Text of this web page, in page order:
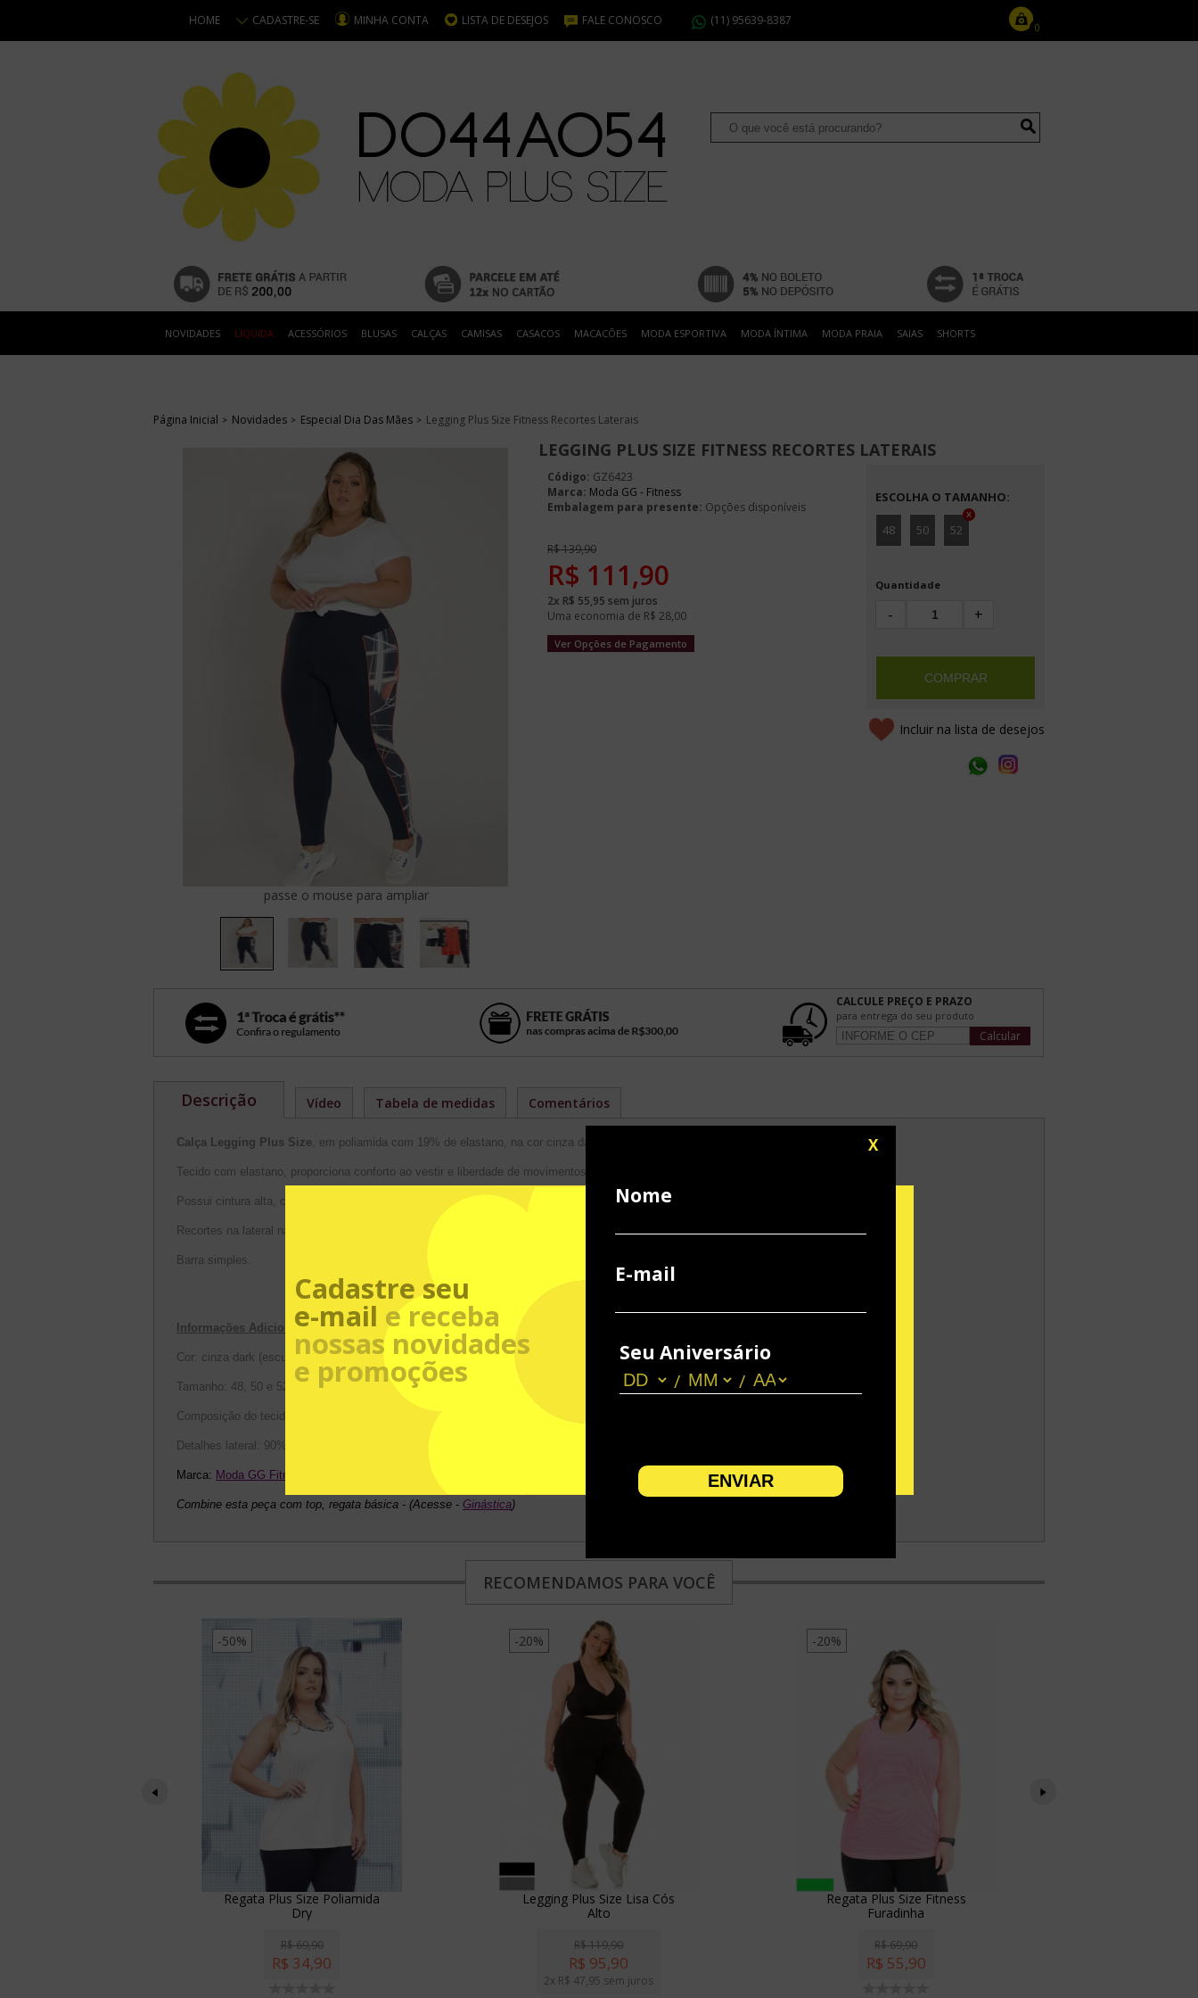
HOME CADASTRE-SE MINHA CONTA LISTA DE DESEJOS FALE CONOSCO (11) 95639-8387 0
NOVIDADES LIQUIDA ACESSÓRIOS BLUSAS CALÇAS CAMISAS CASACOS MACACÕES MODA ESPORTIVA MODA ÍNTIMA MODA PRAIA SAIAS SHORTS
Cadastre seu
e-mail e receba
nossas novidades
e promoções
X
Nome
E-mail
Seu Aniversário
/ /
Página Inicial Novidades Especial Dia Das Mães Legging Plus Size Fitness Recortes Laterais
passe o mouse para ampliar
LEGGING PLUS SIZE FITNESS RECORTES LATERAIS
Código: GZ6423
Marca: Moda GG - Fitness
Embalagem para presente: Opções disponíveis
R$139,90
R$ 111,90
2x R$ 55,95 sem juros
Uma economia de R$ 28,00
Ver Opções de Pagamento
TAMANHO:
48 50 52
Quantidade
- +
COMPRAR
Incluir na lista de desejos
CALCULE PREÇO E PRAZO
para entrega do seu produto
Calcular
Descrição Vídeo Tabela de medidas Comentários
Calça Legging Plus Size, em poliamida com 19% de elastano, na cor cinza dark (escuro) com faixa na lateral;
Tecido com elastano, proporciona conforto ao vestir e liberdade de movimentos;
Possui cintura alta, cós anatômico, alto, com 11 cm para comprimir a barriguinha;
Recortes na lateral nas cores laranja, branco, tons de cinza, filete na cor laranja;
Barra simples.
Informações Adicionais:
Cor: cinza dark (escuro)
Tamanho: 48, 50 e 52
Composição do tecido: 81% poliamida, 19% elastano
Detalhes lateral: 90% poliamida, 10% elastano
Marca: Moda GG Fitness
Combine esta peça com top, regata básica - (Acesse - Ginástica)
RECOMENDAMOS PARA VOCÊ
-50%
Regata Plus Size Poliamida
Dry
R$69,90
R$ 34,90
-20%
Legging Plus Size Lisa Cós
Alto
R$119,90
R$ 95,90
2x R$ 47,95 sem juros
-20%
Regata Plus Size Fitness
Furadinha
R$69,90
R$ 55,90